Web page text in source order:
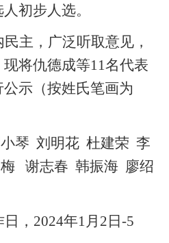
初步人选。
主，广泛听取意见，
将仇德成等11名代表
示（按姓氏笔画为
琴 刘明花 杜建荣 李
谢志春 韩振海 廖绍
， 2024年1月 2 日 -5